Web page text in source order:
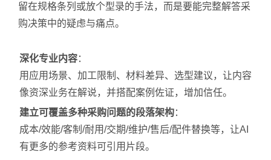
留在规格条列或放个型录的手法，而是要能完整解答采
购决策中的疑虑与痛点。
深化专业内容：
用应用场景、加工限制、材料差异、选型建议，让内容
像资深业务在解说，并搭配案例佐证，增加信任。
建立可覆盖多种采购问题的段落架构：
成本/效能/客制/耐用/交期/维护/售后/配件替换等，让AI
有更多的参考资料可引用片段。